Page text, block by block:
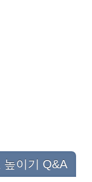
높이기 Q&A